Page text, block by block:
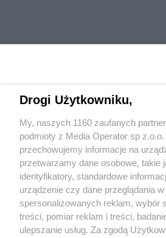
Wydawca mediówlokalnych
Nie zapomnij
zapoznać się z:
polityką prywatności
Twojemiasto
Drogi Użytkowniku,
My, naszych 1160 zaufanych
podmioty z Media Operator sp
przechowujemy informacje na
przetwarzamy dane osobowe, takie
identyfikatory, standardowe
urządzenie czy dane przeglądania
spersonalizowanych reklam, wybór
treści, pomiar reklam i treści,
ulepszanie usług. Za zgodą